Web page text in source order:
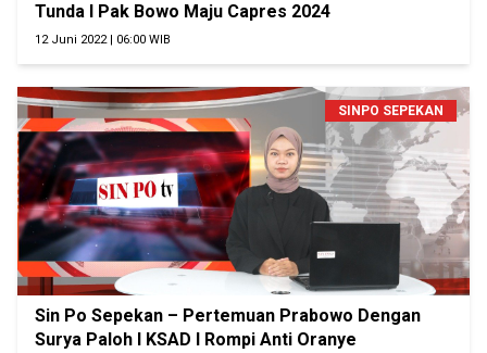
Tunda I Pak Bowo Maju Capres 2024
12 Juni 2022 | 06:00 WIB
SINPO SEPEKAN
Sin Po Sepekan – Pertemuan Prabowo Dengan
Surya Paloh I KSAD I Rompi Anti Oranye